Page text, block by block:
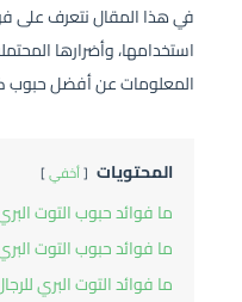
في هذا المقال نتعرف على
استخدامها، وأضرارها
المعلومات عن أفضل حبوب
المحتويات أخفي
ما فوائد حبوب التوت
ما فوائد حبوب التوت
ما فوائد التوت البري